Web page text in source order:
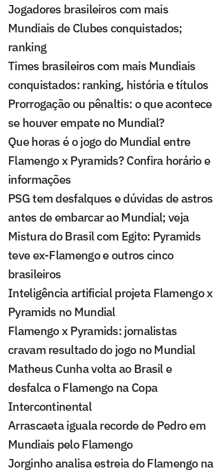
Jogadores brasileiros com mais
Mundiais de Clubes conquistados;
ranking
Times brasileiros com mais Mundiais
conquistados: ranking, história e títulos
Prorrogação ou pênaltis: o que acontece
se houver empate no Mundial?
Que horas é o jogo do Mundial entre
Flamengo x Pyramids? Confira horário e
informações
PSG tem desfalques e dúvidas de astros
antes de embarcar ao Mundial; veja
Mistura do Brasil com Egito: Pyramids
teve ex-Flamengo e outros cinco
brasileiros
Inteligência artificial projeta Flamengo x
Pyramids no Mundial
Flamengo x Pyramids: jornalistas
cravam resultado do jogo no Mundial
Matheus Cunha volta ao Brasil e
desfalca o Flamengo na Copa
Intercontinental
Arrascaeta iguala recorde de Pedro em
Mundiais pelo Flamengo
Jorginho analisa estreia do Flamengo na